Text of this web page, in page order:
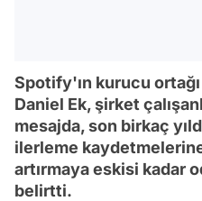
Spotify'ın kurucu
Daniel Ek, şirket
mesajda, son birkaç
ilerleme
artırmaya eskisi kadar
belirtti.